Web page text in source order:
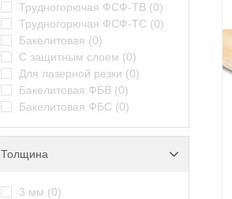
Трудногорючая ФСФ-ТВ (0)
Трудногорючая ФСФ-ТС (0)
Бакелитовая (0)
С защитным слоем (0)
Для лазерной резки (0)
Бакелитовая ФБВ (0)
Бакелитовая ФБС (0)
Толщина
3 мм (0)